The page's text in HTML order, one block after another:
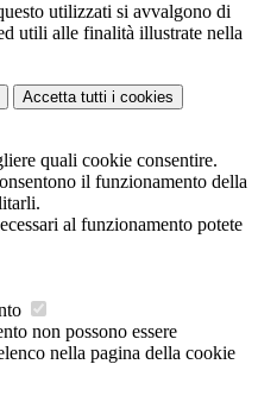
utilizzati si avvalgono di
utili alle finalità illustrate nella
Accetta tutti i cookies
quali cookie consentire.
il funzionamento della
al funzionamento potete
non possono essere
nella pagina della cookie